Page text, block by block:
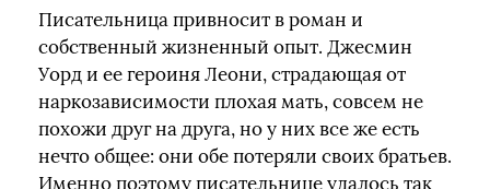
Писательница привносит в роман и
собственный жизненный опыт. Джесмин
Уорд и ее героиня Леони, страдающая от
наркозависимости плохая мать, совсем не
похожи друг на друга, но у них все же есть
нечто общее: они обе потеряли своих братьев.
Именно поэтому писательнице удалось так